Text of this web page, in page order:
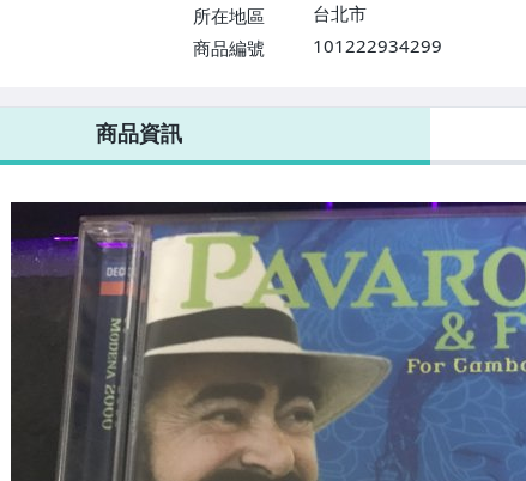
所在地區
台北市
商品編號
101222934299
商品資訊